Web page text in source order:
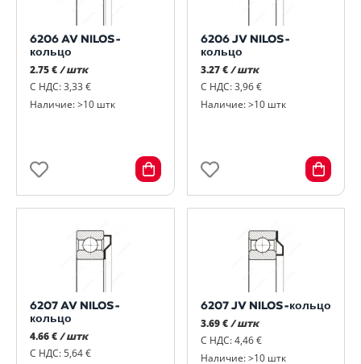
6206 AV NILOS-
кольцо
2.75 €/ штк
С НДС: 3,33 €
Наличие: >10 штк
6206 JV NILOS-
кольцо
3.27 € / штк
С НДС: 3,96 €
Наличие: >10 штк
6207 AV NILOS-
кольцо
4.66 €/ штк
С НДС: 5,64 €
6207 JV NILOS-кольцо
3.69 € / штк
С НДС: 4,46 €
Наличие: >10 штк